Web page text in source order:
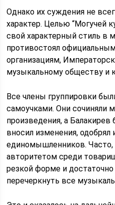
Однако их суждения не
характер. Целью “Могучей
свой характерный стиль в
противостоял
организациям,
музыкальному обществу и
Все члены группировки
самоучками. Они сочиняли
произведения, а
вносил изменения,
единомышленников. Часто,
авторитетом среди
резкой форме и
перечеркнуть все